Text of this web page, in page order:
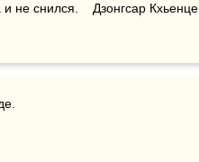
не снился.    Дзонгсар Кхьенце